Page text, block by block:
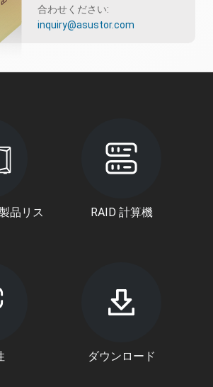
合わせください:
inquiry@asustor.com
品リス
RAID 計算機
ダウンロード